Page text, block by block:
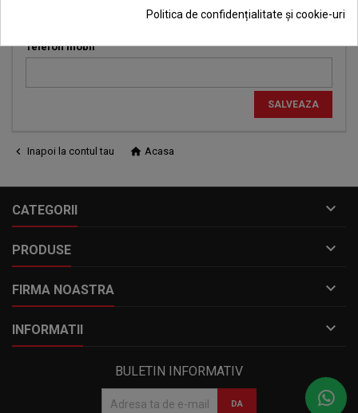
Telefon mobil
SALVEAZA
 Inapoi la contul tau  Acasa
CATEGORII 
PRODUSE 
FIRMA NOASTRA 
INFORMATII 
BULETIN INFORMATIV
Politica de confidențialitate și cookie-uri